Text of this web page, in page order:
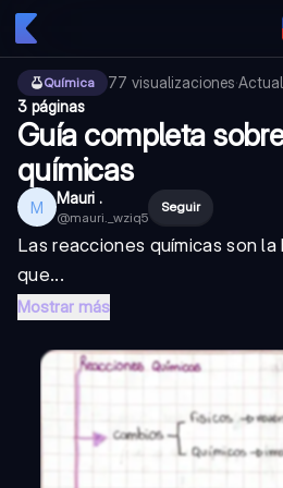
Química 77 visualizaciones·
3 páginas
Guía completa
químicas
M Mauri .
@mauri._wziq5
Seguir
Las reacciones químicas son
que...
Mostrar más